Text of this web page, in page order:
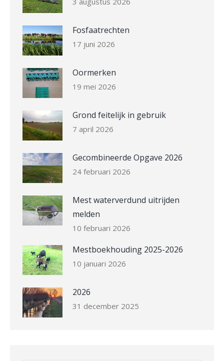
Fosfaatrechten
17 juni 2026
Oormerken
19 mei 2026
Grond feitelijk in gebruik
7 april 2026
Gecombineerde Opgave 2026
24 februari 2026
Mest waterverdund uitrijden
melden
10 februari 2026
Mestboekhouding 2025-2026
10 januari 2026
2026
31 december 2025